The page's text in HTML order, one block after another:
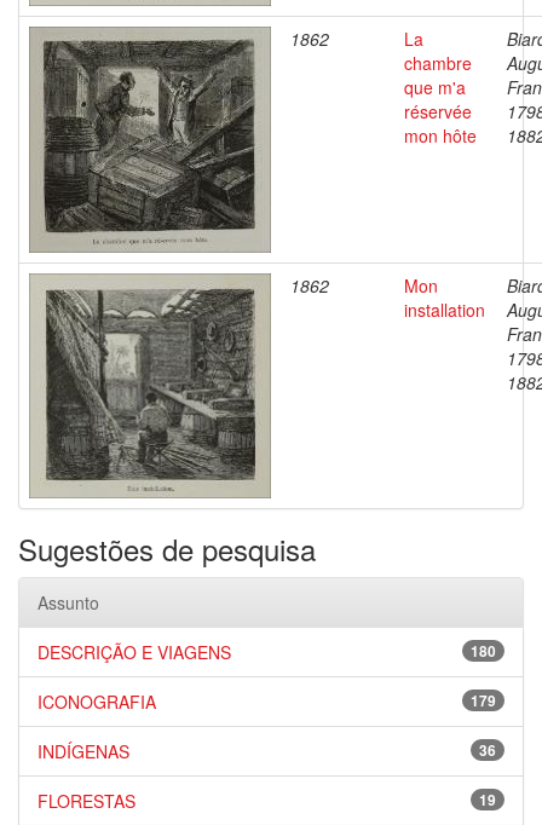
1862
La
chambre
que m'a
réservée
mon hôte
1862
Mon
installation
Sugestões de pesquisa
Assunto
180
DESCRIÇÃO E VIAGENS
179
ICONOGRAFIA
36
INDÍGENAS
19
FLORESTAS